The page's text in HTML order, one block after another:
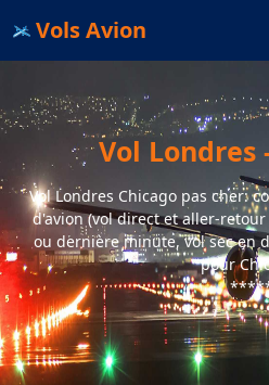
Vols Avion
Vol Londres
Vol Londres Chicago pas cher:
d'avion (vol direct et aller-
ou dernière minute, vol sec en
pour